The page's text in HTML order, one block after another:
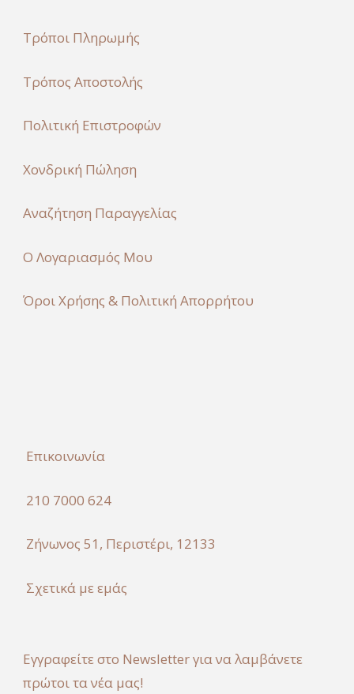
Τρόποι Πληρωμής
Τρόπος Αποστολής
Πολιτική Επιστροφών
Χονδρική Πώληση
Αναζήτηση Παραγγελίας
Ο Λογαριασμός Μου
Όροι Χρήσης & Πολιτική Απορρήτου
Επικοινωνία
210 7000 624
Ζήνωνος 51, Περιστέρι, 12133
Σχετικά με εμάς
Εγγραφείτε στο Newsletter για να λαμβάνετε
πρώτοι τα νέα μας!